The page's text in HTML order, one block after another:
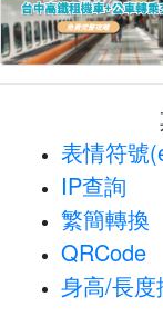
表情符號
IP查詢
繁簡轉換
QRCode
身高/長度